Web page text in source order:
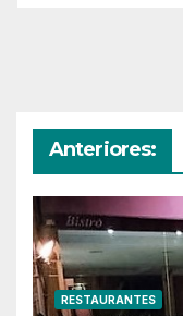
Anteriores:
RESTAURANTES